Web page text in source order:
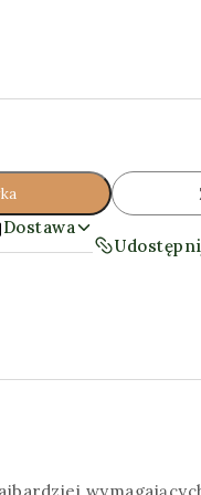
Dostawa